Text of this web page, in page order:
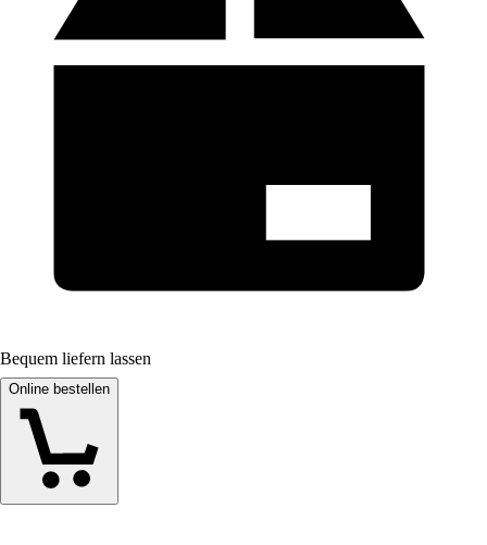
Bequem liefern lassen
Online bestellen